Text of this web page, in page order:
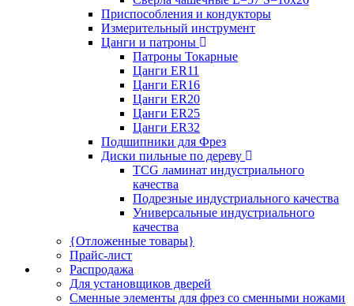
Приспособления и кондукторы
Измерительный инструмент
Цанги и патроны
Патроны Токарные
Цанги ER11
Цанги ER16
Цанги ER20
Цанги ER25
Цанги ER32
Подшипники для Фрез
Диски пильные по дереву
TCG ламинат индустриального
качества
Подрезные индустриального качества
Универсальные индустриального
качества
{Отложенные товары}
Прайс-лист
Распродажа
Для установщиков дверей
Сменные элементы для фрез со сменными ножами